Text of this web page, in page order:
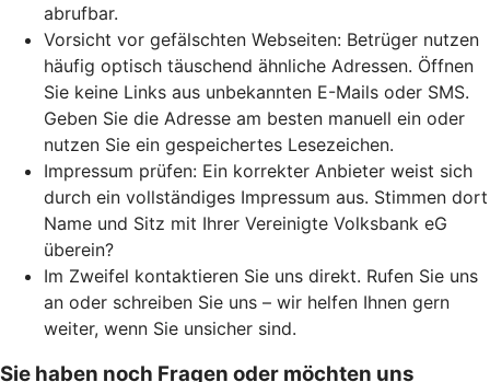
abrufbar.
Vorsicht vor gefälschten Webseiten: Betrüger nutzen
häufig optisch täuschend ähnliche Adressen. Öffnen
Sie keine Links aus unbekannten E-Mails oder SMS.
Geben Sie die Adresse am besten manuell ein oder
nutzen Sie ein gespeichertes Lesezeichen.
Impressum prüfen: Ein korrekter Anbieter weist sich
durch ein vollständiges Impressum aus. Stimmen dort
Name und Sitz mit Ihrer Vereinigte Volksbank eG
überein?
Im Zweifel kontaktieren Sie uns direkt. Rufen Sie uns
an oder schreiben Sie uns – wir helfen Ihnen gern
weiter, wenn Sie unsicher sind.
Sie haben noch Fragen oder möchten uns